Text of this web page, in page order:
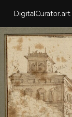
DigitalCurator.art